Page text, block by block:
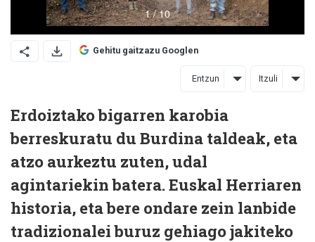
Gehitu gaitzazu Googlen
Entzun Itzuli
Erdoiztako bigarren karobia
berreskuratu du Burdina taldeak, eta
atzo aurkeztu zuten, udal
agintariekin batera. Euskal Herriaren
historia, eta bere ondare zein lanbide
tradizionalei buruz gehiago jakiteko